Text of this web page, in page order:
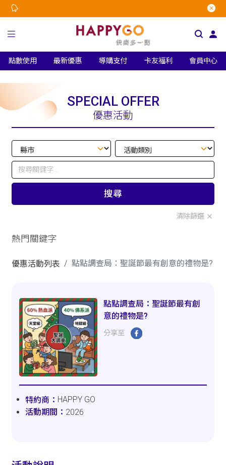
點數使用 最新優惠 導購支付 卡友福利 會員中心
SPECIAL OFFER
優惠活動
搜尋
清除篩選
熱門關鍵字
優惠活動列表 點點調查局：聖誕節最有創意的禮物是?
點點調查局：聖誕節最有創
意的禮物是?
分享至
HAPPY GO
2026